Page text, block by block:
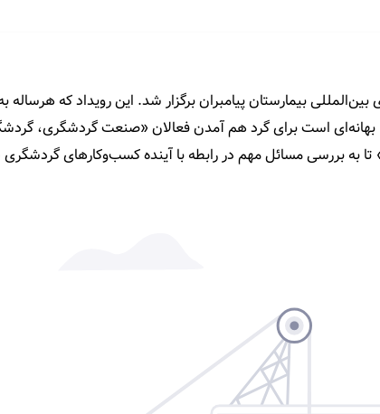
بیمارستان پیامبران برگزار شد. این رویداد که
بهانه‌­ای است برای گرد هم آمدن فعالان «صنعت گردشگری،
به بررسی مسائل مهم در رابطه با آینده کسب‌­وکارهای